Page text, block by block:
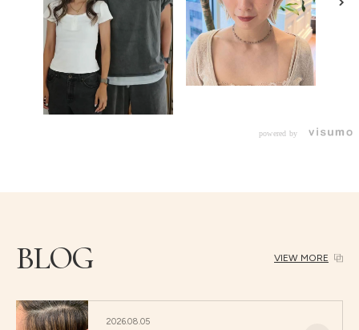
powered by
BLOG VIEW MORE
2026.08.05